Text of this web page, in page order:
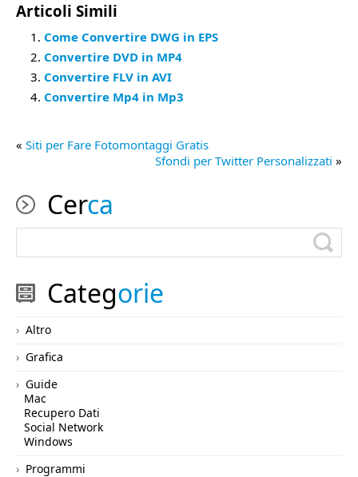
Articoli Simili
Come Convertire DWG in EPS
Convertire DVD in MP4
Convertire FLV in AVI
Convertire Mp4 in Mp3
« Siti per Fare Fotomontaggi Gratis
Sfondi per Twitter Personalizzati »
Cerca
Categorie
Altro
Grafica
Guide
Mac
Recupero Dati
Social Network
Windows
Programmi